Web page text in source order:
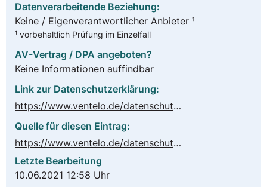
Datenverarbeitende Beziehung:
Keine / Eigenverantwortlicher Anbieter ¹
¹ vorbehaltlich Prüfung im Einzelfall
AV-Vertrag / DPA angeboten?
Keine Informationen auffindbar
Link zur Datenschutzerklärung:
https://www.ventelo.de/datenschutz.php
Quelle für diesen Eintrag:
https://www.ventelo.de/datenschutz.php
Letzte Bearbeitung
10.06.2021 12:58 Uhr